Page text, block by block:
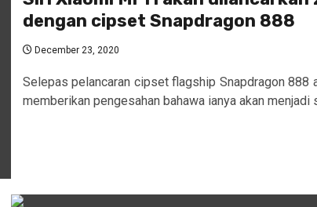
dengan cipset Snapdragon 888
December 23, 2020
Selepas pelancaran cipset flagship Snapdragon 888
memberikan pengesahan bahawa ianya akan menjadi